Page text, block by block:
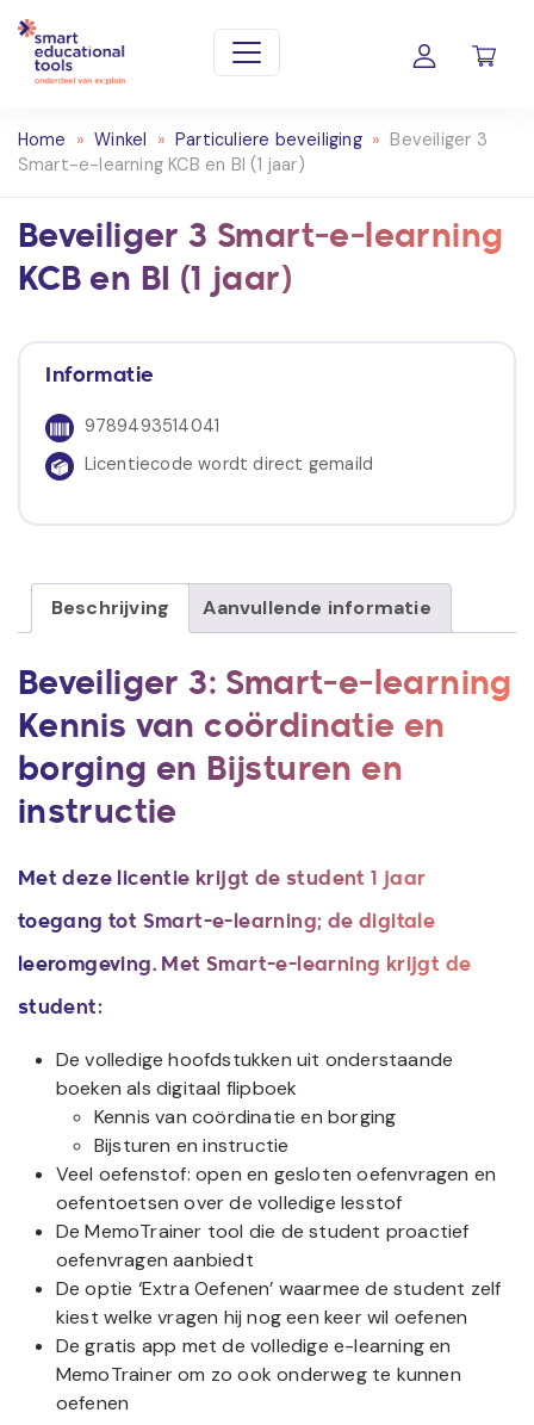
Home » Winkel » Particuliere beveiliging » Beveiliger 3
Smart-e-learning KCB en BI (1 jaar)
Beveiliger 3 Smart-e-learning
KCB en BI (1 jaar)
Informatie
9789493514041
Licentiecode wordt direct gemaild
Beschrijving Aanvullende informatie
Beveiliger 3: Smart-e-learning
Kennis van coördinatie en
borging en Bijsturen en
instructie
Met deze licentie krijgt de student 1 jaar
toegang tot Smart-e-learning; de digitale
leeromgeving. Met Smart-e-learning krijgt de
student:
De volledige hoofdstukken uit onderstaande
boeken als digitaal flipboek
Kennis van coördinatie en borging
Bijsturen en instructie
Veel oefenstof: open en gesloten oefenvragen en
oefentoetsen over de volledige lesstof
De MemoTrainer tool die de student proactief
oefenvragen aanbiedt
De optie ‘Extra Oefenen’ waarmee de student zelf
kiest welke vragen hij nog een keer wil oefenen
De gratis app met de volledige e-learning en
MemoTrainer om zo ook onderweg te kunnen
oefenen